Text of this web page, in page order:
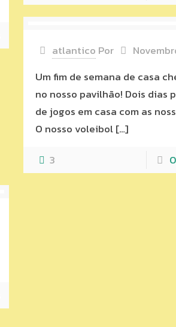
atlantico Por
Um fim de semana de casa
no nosso pavilhão! Dois dias
de jogos em casa com as
O nosso voleibol[…]
3
0